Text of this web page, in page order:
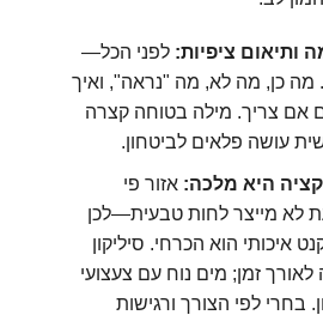
ותיאום ציפיות: לפני הכל—
מה כן, מה לא, מה "נראה", ואיך
אם צריך. מילה בטוחה קצרה
עושה פלאים לביטחון.
היא מלכה: אזור פי
לא מייצר לחות טבעית—לכן
איכותי הוא הכרחי. סיליקון
לאורך זמן; מים נוח עם צעצועי
בחרי לפי הצורך ורגישות